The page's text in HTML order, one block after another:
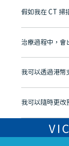
牌」、「2025香
至今已服務超過
市市民極高的口碑
有咨詢及服務保
假如我在 CT 掃
不會！只要未開
治療過程中，會
不會，治療前我
我可以透過港幣
可以。維港口腔
我可以隨時更改
可以，請盡早通
的時間及資料，